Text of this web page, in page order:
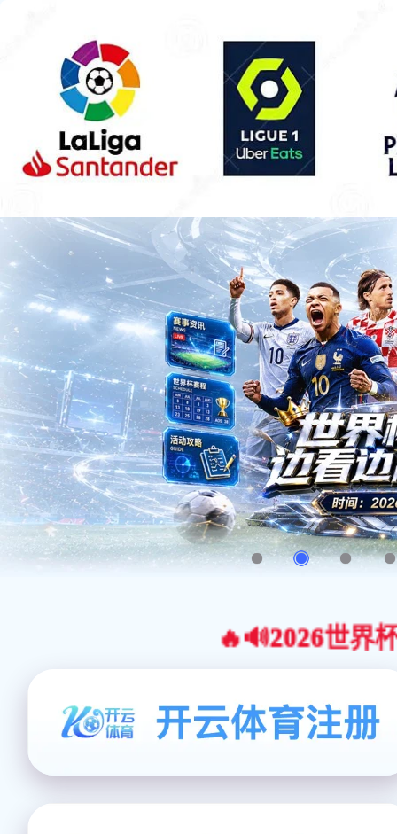
🔥🔊2026世界杯官网